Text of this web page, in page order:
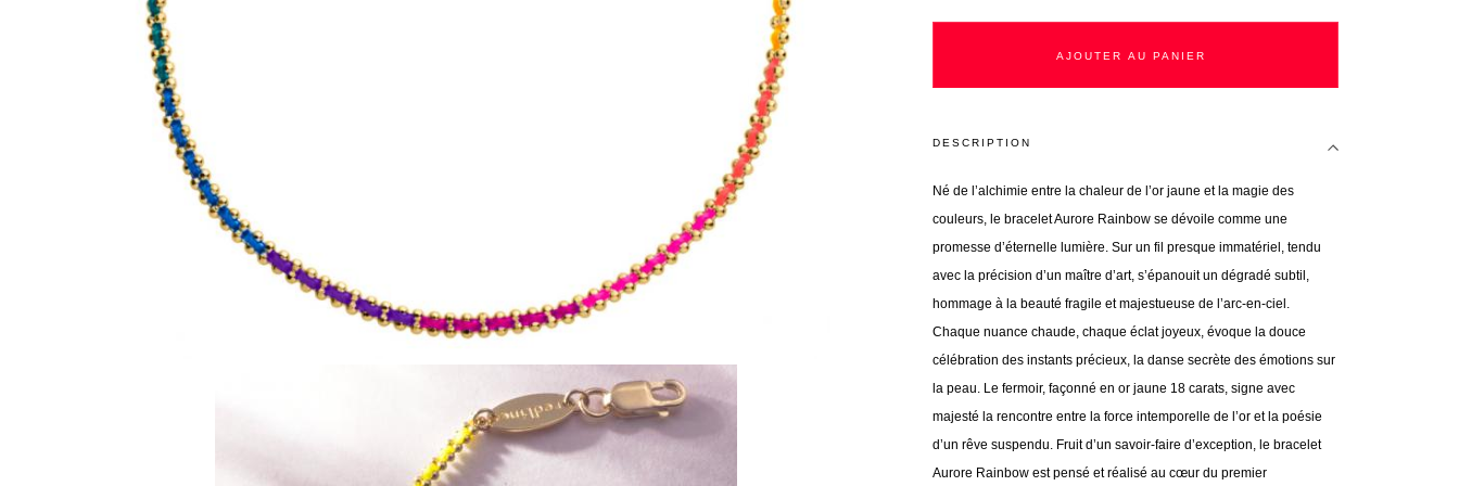
AJOUTER AU PANIER
DESCRIPTION
Né de l’alchimie entre la chaleur de l’or jaune et la magie des
couleurs, le bracelet Aurore Rainbow se dévoile comme une
promesse d’éternelle lumière. Sur un fil presque immatériel, tendu
avec la précision d’un maître d’art, s’épanouit un dégradé subtil,
hommage à la beauté fragile et majestueuse de l’arc-en-ciel.
Chaque nuance chaude, chaque éclat joyeux, évoque la douce
célébration des instants précieux, la danse secrète des émotions sur
la peau. Le fermoir, façonné en or jaune 18 carats, signe avec
majesté la rencontre entre la force intemporelle de l’or et la poésie
d’un rêve suspendu. Fruit d’un savoir-faire d’exception, le bracelet
Aurore Rainbow est pensé et réalisé au cœur du premier